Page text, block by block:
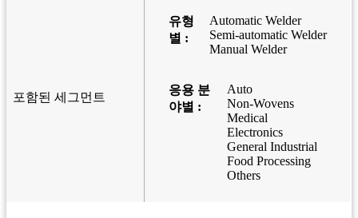
포함된 세그먼트
유형
별 :
Automatic Welder
Semi-automatic Welder
Manual Welder
응용 분
야별 :
Auto
Non-Wovens
Medical
Electronics
General Industrial
Food Processing
Others